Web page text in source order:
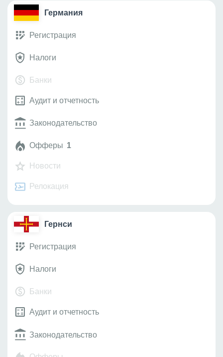
Германия
Регистрация
Налоги
Банки
Аудит и отчетность
Законодательство
Офферы 1
Новости
Релокация
Гернси
Регистрация
Налоги
Банки
Аудит и отчетность
Законодательство